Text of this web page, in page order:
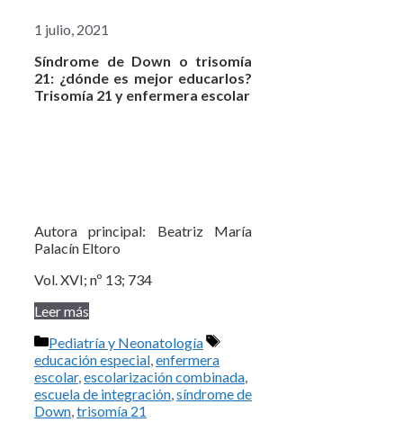
1 julio, 2021
Síndrome de Down o trisomía
21: ¿dónde es mejor educarlos?
Trisomía 21 y enfermera escolar
Autora principal: Beatriz María
Palacín Eltoro
Vol. XVI; nº 13; 734
Leer más
Categorías
Pediatría y Neonatología
Etiquetas
educación especial,enfermera
escolar,escolarización combinada,
escuela de integración,síndrome de
Down,trisomía 21